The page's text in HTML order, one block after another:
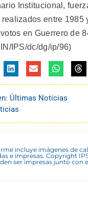
Institucional,
entre 1985
en Guerrero de
IPS/dc/dg/ip/96)
Últimas Noticias
incluye imágenes de
e impresas. Copyright
ser impresas junto con